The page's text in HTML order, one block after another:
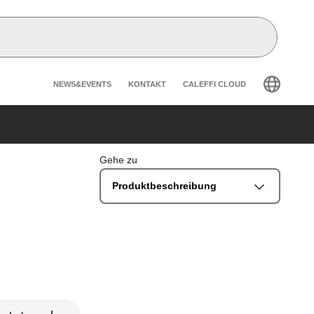
Header secondary
NEWS&EVENTS KONTAKT CALEFFI CLOUD
Gehe zu
Produktbeschreibung